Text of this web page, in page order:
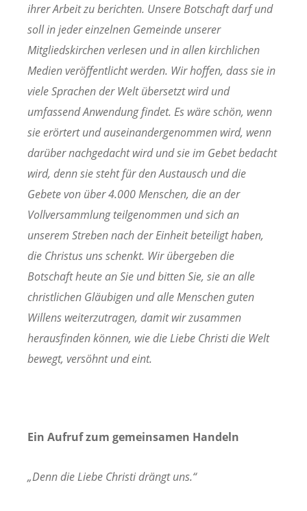
ihrer Arbeit zu berichten. Unsere Botschaft darf und
soll in jeder einzelnen Gemeinde unserer
Mitgliedskirchen verlesen und in allen kirchlichen
Medien veröffentlicht werden. Wir hoffen, dass sie in
viele Sprachen der Welt übersetzt wird und
umfassend Anwendung findet. Es wäre schön, wenn
sie erörtert und auseinandergenommen wird, wenn
darüber nachgedacht wird und sie im Gebet bedacht
wird, denn sie steht für den Austausch und die
Gebete von über 4.000 Menschen, die an der
Vollversammlung teilgenommen und sich an
unserem Streben nach der Einheit beteiligt haben,
die Christus uns schenkt. Wir übergeben die
Botschaft heute an Sie und bitten Sie, sie an alle
christlichen Gläubigen und alle Menschen guten
Willens weiterzutragen, damit wir zusammen
herausfinden können, wie die Liebe Christi die Welt
bewegt, versöhnt und eint.
Ein Aufruf zum gemeinsamen Handeln
„Denn die Liebe Christi drängt uns.“